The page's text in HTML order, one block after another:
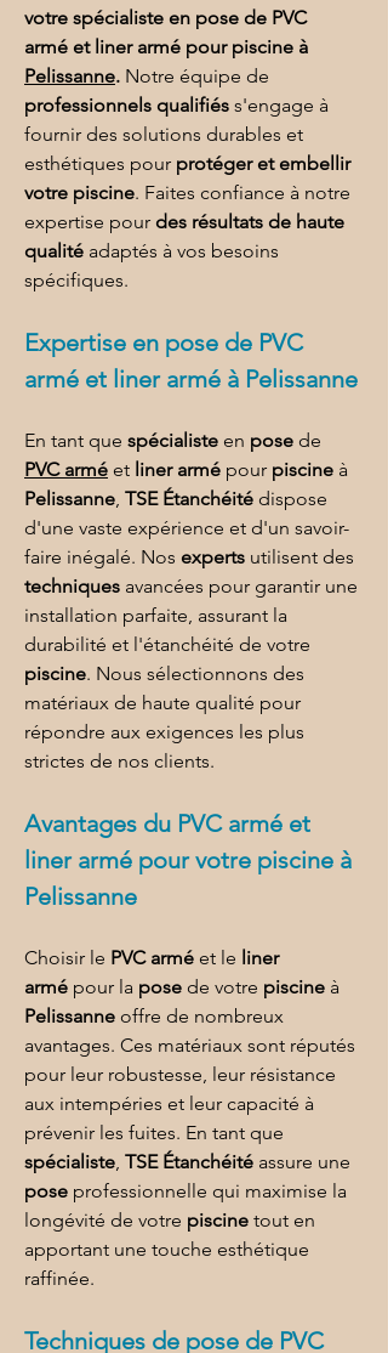
votre spécialiste en pose de PVC
armé et liner armé pour piscine à
Pelissanne. Notre équipe de
professionnels qualifiés s'engage à
fournir des solutions durables et
esthétiques pour protéger et embellir
votre piscine. Faites confiance à notre
expertise pour des résultats de haute
qualité adaptés à vos besoins
spécifiques.
Expertise en pose de PVC
armé et liner armé à Pelissanne
En tant que spécialiste en pose de
PVC armé et liner armé pour piscine à
Pelissanne, TSE Étanchéité dispose
d'une vaste expérience et d'un savoir-
faire inégalé. Nos experts utilisent des
techniques avancées pour garantir une
installation parfaite, assurant la
durabilité et l'étanchéité de votre
piscine. Nous sélectionnons des
matériaux de haute qualité pour
répondre aux exigences les plus
strictes de nos clients.
Avantages du PVC armé et
liner armé pour votre piscine à
Pelissanne
Choisir le PVC armé et le liner
armé pour la pose de votre piscine à
Pelissanne offre de nombreux
avantages. Ces matériaux sont réputés
pour leur robustesse, leur résistance
aux intempéries et leur capacité à
prévenir les fuites. En tant que
spécialiste, TSE Étanchéité assure une
pose professionnelle qui maximise la
longévité de votre piscine tout en
apportant une touche esthétique
raffinée.
Techniques de pose de PVC